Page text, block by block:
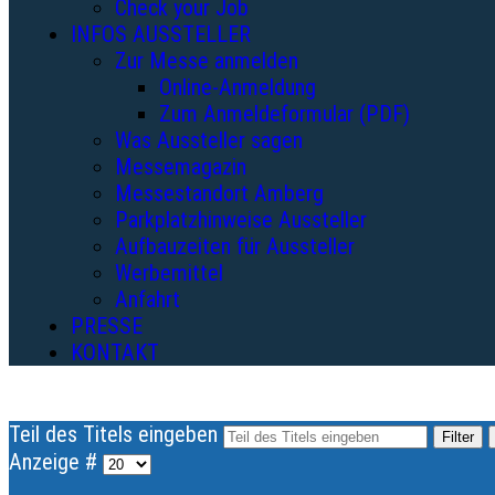
Check your Job
INFOS AUSSTELLER
Zur Messe anmelden
Online-Anmeldung
Zum Anmeldeformular (PDF)
Was Aussteller sagen
Messemagazin
Messestandort Amberg
Parkplatzhinweise Aussteller
Aufbauzeiten für Aussteller
Werbemittel
Anfahrt
PRESSE
KONTAKT
Teil des Titels eingeben Filter
Anzeige #